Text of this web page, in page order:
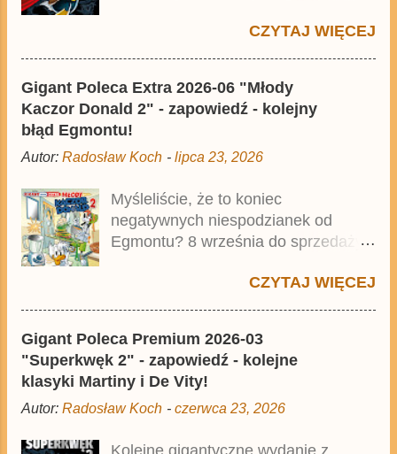
Jest to kolejny 624-stronicowy tom z
wynosi 49,99 zł i zamówicie go także
z rabatem na Egmont.pl . Za
przekład odpowiadał Jacek
Drewnowski. Publikacja jest
niemieckiego Lustiges Taschenbuch
Phantomias Collection , który trafił do
sprzedaży pod koniec 2025 roku.
CZYTAJ WIĘCEJ
Gigant Poleca Extra 2026-06 "Młody
Kaczor Donald 2" - zapowiedź - kolejny
błąd Egmontu!
Autor: Radosław Koch - lipca 23, 2026
Myśleliście, że to koniec
negatywnych niespodzianek od
Egmontu? 8 września do sprzedaży
Kaczor Donald 2 . Jednak wbrew
wydania o przygodach młodego
Kaczora Donalda i jego przyjaciół,
lecz prawdopodobnie znajdą się tam
opowieści z wydań 9-10 . Publikacja
CZYTAJ WIĘCEJ
Gigant Poleca Premium 2026-03
"Superkwęk 2" - zapowiedź - kolejne
klasyki Martiny i De Vity!
Autor: Radosław Koch - czerwca 23, 2026
Kolejne gigantyczne wydanie z